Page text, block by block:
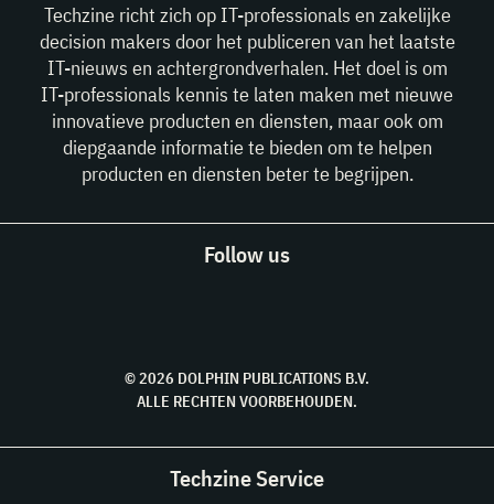
Techzine richt zich op IT-professionals en zakelijke
decision makers door het publiceren van het laatste
IT-nieuws en achtergrondverhalen. Het doel is om
IT-professionals kennis te laten maken met nieuwe
innovatieve producten en diensten, maar ook om
diepgaande informatie te bieden om te helpen
producten en diensten beter te begrijpen.
Follow us
© 2026 DOLPHIN PUBLICATIONS B.V.
ALLE RECHTEN VOORBEHOUDEN.
Techzine Service